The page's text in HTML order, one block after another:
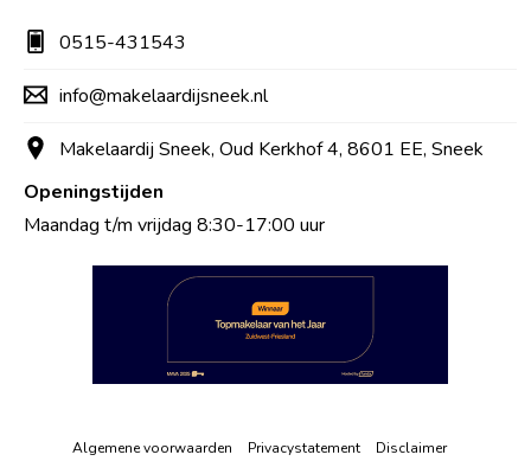
0515-431543
info@makelaardijsneek.nl
Makelaardij Sneek, Oud Kerkhof 4, 8601 EE, Sneek
Openingstijden
Maandag t/m vrijdag 8:30-17:00 uur
Algemene voorwaarden Privacystatement Disclaimer